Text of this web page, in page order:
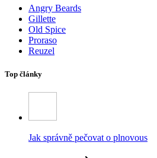
Angry Beards
Gillette
Old Spice
Proraso
Reuzel
Top články
Jak správně pečovat o plnovous